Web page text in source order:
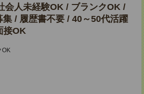
会人未経験OK / ブランクOK /
/ 履歴書不要 / 40～50代活躍
接OK
OK